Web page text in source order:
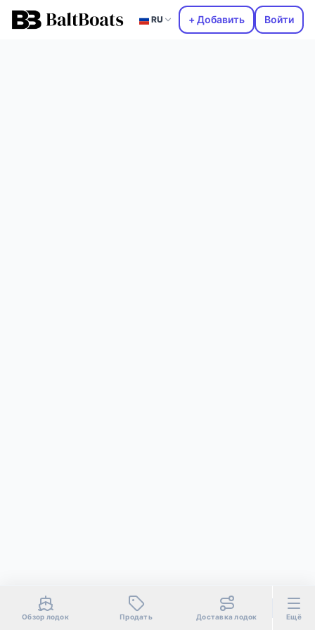
RU + Добавить Войти
Обзор лодок Продать Доставка лодок Ещё